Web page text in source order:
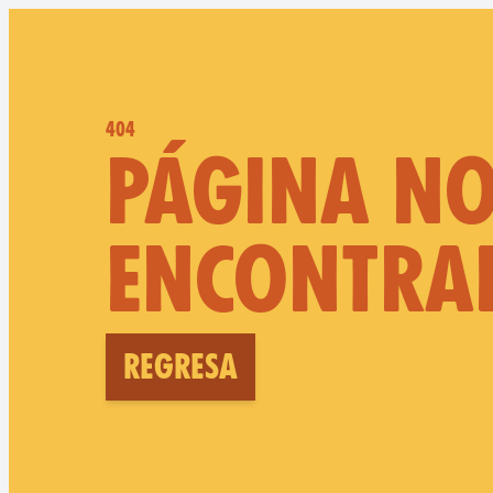
404
PÁGINA
Regresa